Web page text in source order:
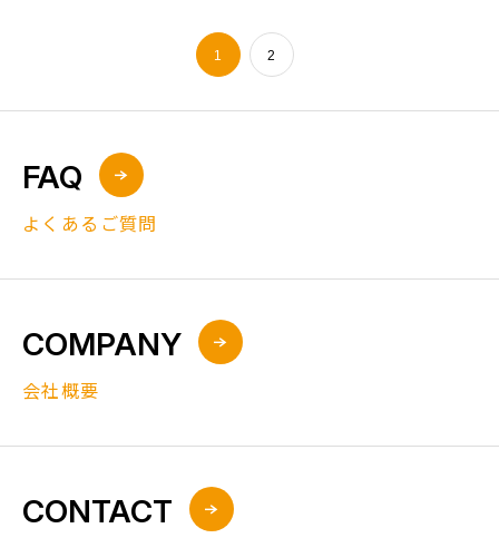
1 2
FAQ
よくあるご質問
COMPANY
会社概要
CONTACT